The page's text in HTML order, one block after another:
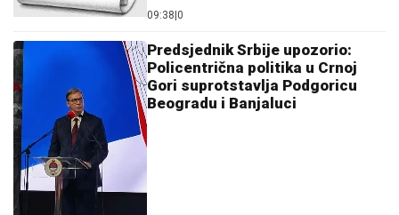
09:38|0
Predsjednik Srbije upozorio:
Policentrična politika u Crnoj
Gori suprotstavlja Podgoricu
Beogradu i Banjaluci